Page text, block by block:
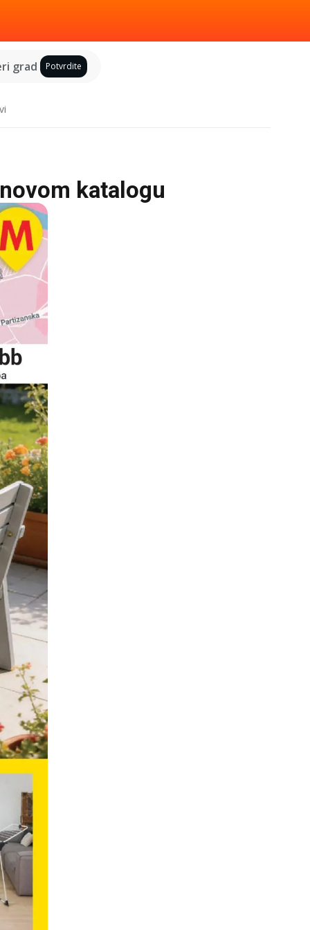
grad Potvrdite
katalogu